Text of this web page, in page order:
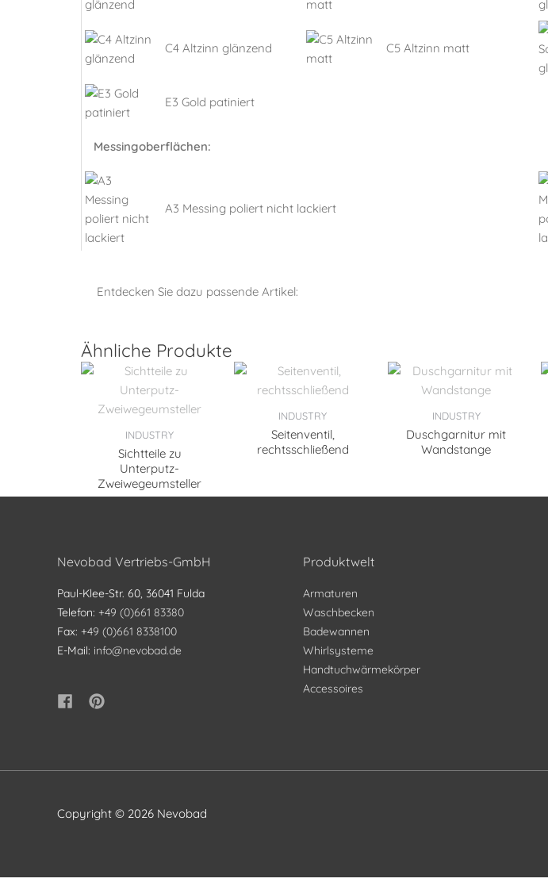
C4 Altzinn glänzend C5 Altzinn matt
E3 Gold patiniert
Messingoberflächen:
A3 Messing poliert nicht lackiert
Entdecken Sie dazu passende Artikel:
Ähnliche Produkte
INDUSTRY
Sichtteile zu
Unterputz-
Zweiwegeumsteller
INDUSTRY
Seitenventil,
rechtsschließend
INDUSTRY
Duschgarnitur mit
Wandstange
Nevobad Vertriebs-GmbH
Paul-Klee-Str. 60, 36041 Fulda
Telefon: +49 (0)661 83380
Fax: +49 (0)661 8338100
E-Mail: info@nevobad.de
Produktwelt
Armaturen
Waschbecken
Badewannen
Whirlsysteme
Handtuchwärmekörper
Accessoires
Copyright © 2026 Nevobad